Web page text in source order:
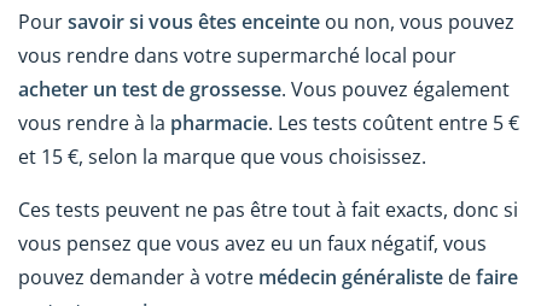
Poursavoir si vous êtes enceinte ou non, vous pouvez
vous rendre dans votre supermarché local pour
acheter un test de grossesse. Vous pouvez également
vous rendre à la pharmacie. Les tests coûtent entre 5 €
et 15 €, selon la marque que vous choisissez.
Ces tests peuvent ne pas être tout à fait exacts, donc si
vous pensez que vous avez eu un faux négatif, vous
pouvez demander à votre médecin généraliste defaire